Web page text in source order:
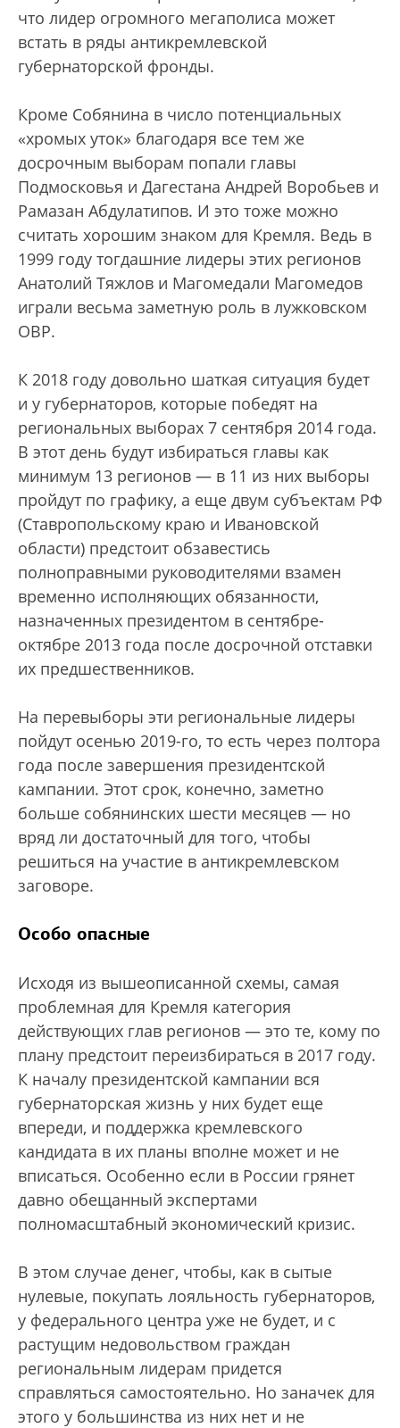
что лидер огромного мегаполиса может
встать в ряды антикремлевской
губернаторской фронды.
Кроме Собянина в число потенциальных
«хромых уток» благодаря все тем же
досрочным выборам попали главы
Подмосковья и Дагестана Андрей Воробьев и
Рамазан Абдулатипов. И это тоже можно
считать хорошим знаком для Кремля. Ведь в
1999 году тогдашние лидеры этих регионов
Анатолий Тяжлов и Магомедали Магомедов
играли весьма заметную роль в лужковском
ОВР.
К 2018 году довольно шаткая ситуация будет
и у губернаторов, которые победят на
региональных выборах 7 сентября 2014 года.
В этот день будут избираться главы как
минимум 13 регионов — в 11 из них выборы
пройдут по графику, а еще двум субъектам РФ
(Ставропольскому краю и Ивановской
области) предстоит обзавестись
полноправными руководителями взамен
временно исполняющих обязанности,
назначенных президентом в сентябре-
октябре 2013 года после досрочной отставки
их предшественников.
На перевыборы эти региональные лидеры
пойдут осенью 2019-го, то есть через полтора
года после завершения президентской
кампании. Этот срок, конечно, заметно
больше собянинских шести месяцев — но
вряд ли достаточный для того, чтобы
решиться на участие в антикремлевском
заговоре.
Особо опасные
Исходя из вышеописанной схемы, самая
проблемная для Кремля категория
действующих глав регионов — это те, кому по
плану предстоит переизбираться в 2017 году.
К началу президентской кампании вся
губернаторская жизнь у них будет еще
впереди, и поддержка кремлевского
кандидата в их планы вполне может и не
вписаться. Особенно если в России грянет
давно обещанный экспертами
полномасштабный экономический кризис.
В этом случае денег, чтобы, как в сытые
нулевые, покупать лояльность губернаторов,
у федерального центра уже не будет, и с
растущим недовольством граждан
региональным лидерам придется
справляться самостоятельно. Но заначек для
этого у большинства из них нет и не